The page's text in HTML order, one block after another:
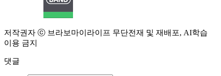
저작권자 ⓒ 브라보마이라이프 무단전재 및 재배포, AI학습
이용 금지
댓글